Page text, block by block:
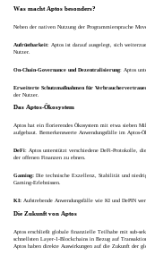
Was macht Aptos besonders?
Neben der nativen Nutzung der Programmiersprache
Aufrüstbarkeit: Aptos ist darauf ausgelegt, sich
Nutzer.
On-Chain-Governance und Dezentralisierung: Aptos
Erweiterte Schutzmaßnahmen für
der Nutzer.
Das Aptos-Ökosystem
Aptos hat ein florierendes Ökosystem mit etwa sieben
aufgebaut. Bemerkenswerte Anwendungsfälle im Aptos-
DeFi: Aptos unterstützt verschiedene DeFi-Protokolle,
der offenen Finanzen zu ebnen.
Gaming: Die technische Exzellenz, Stabilität und
Gaming-Erlebnissen.
KI: Aufstrebende Anwendungsfälle wie KI und DePIN
Die Zukunft von Aptos
Aptos erschließt globale finanzielle Teilhabe mit sub-
schnellsten Layer-1-Blockchains in Bezug auf
Aptos haben direkte Auswirkungen auf die Zukunft der